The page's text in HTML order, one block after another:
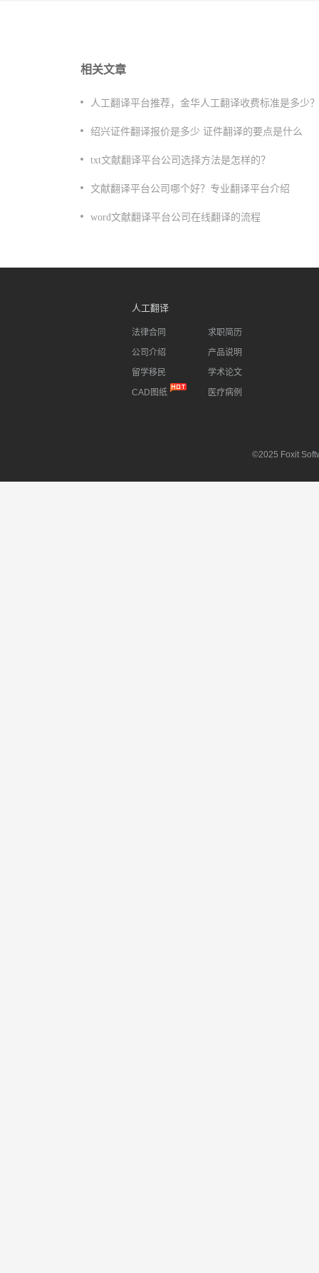
相关文章
​人工翻译平台推荐，金华人工翻译收费标准是多少？
绍兴证件翻译报价是多少 证件翻译的要点是什么
​txt文献翻译平台公司选择方法是怎样的？
​文献翻译平台公司哪个好？专业翻译平台介绍
​word文献翻译平台公司在线翻译的流程
人工翻译
法律合同
公司介绍
留学移民
CAD图纸
求职简历
产品说明
学术论文
医疗病例
©2025 Foxit